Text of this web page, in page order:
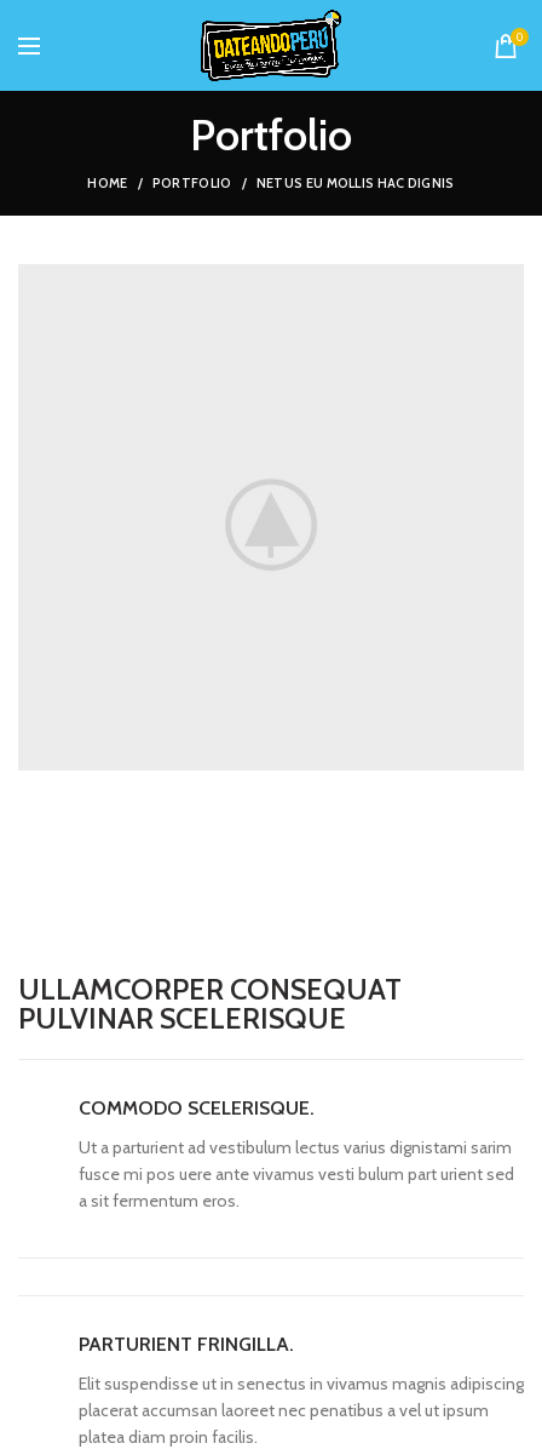
0
Portfolio
HOME PORTFOLIO NETUS EU MOLLIS HAC DIGNIS
ULLAMCORPER CONSEQUAT
PULVINAR SCELERISQUE
COMMODO SCELERISQUE.
Ut a parturient ad vestibulum lectus varius dignistami sarim
fusce mi pos uere ante vivamus vesti bulum part urient sed
a sit fermentum eros.
PARTURIENT FRINGILLA.
Elit suspendisse ut in senectus in vivamus magnis adipiscing
placerat accumsan laoreet nec penatibus a vel ut ipsum
platea diam proin facilis.